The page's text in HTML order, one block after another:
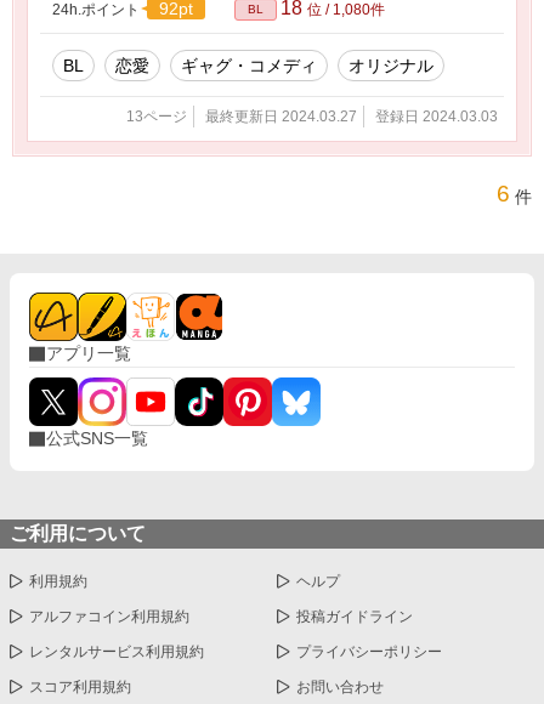
24h.ポイント 92pt BL 18 位 / 1,080件
BL 恋愛 ギャグ・コメディ オリジナル
13ページ 最終更新日 2024.03.27 登録日 2024.03.03
6 件
アプリ一覧
公式SNS一覧
ご利用について
利用規約 ヘルプ
アルファコイン利用規約 投稿ガイドライン
レンタルサービス利用規約 プライバシーポリシー
スコア利用規約 お問い合わせ